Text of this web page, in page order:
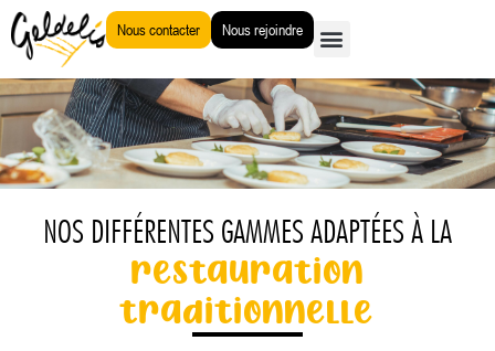
Aller
contenu
Nous contacter Nous rejoindre
NOS DIFFÉRENTES GAMMES ADAPTÉES À LA
restauration
traditionnelle